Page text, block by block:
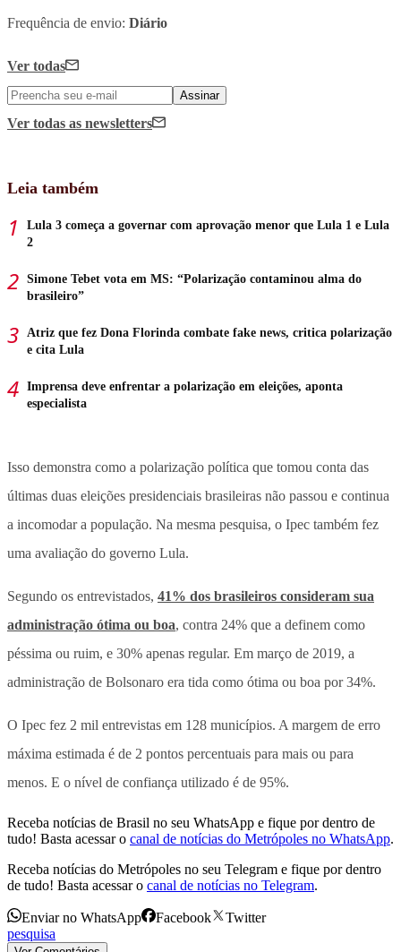
Frequência de envio: Diário
Ver todas
Assinar
Ver todas as newsletters
Leia também
Lula 3 começa a governar com aprovação menor que Lula 1 e Lula
2
Simone Tebet vota em MS: “Polarização contaminou alma do
brasileiro”
Atriz que fez Dona Florinda combate fake news, critica polarização
e cita Lula
Imprensa deve enfrentar a polarização em eleições, aponta
especialista
Isso demonstra como a polarização política que tomou conta das
últimas duas eleições presidenciais brasileiras não passou e continua
a incomodar a população. Na mesma pesquisa, o Ipec também fez
uma avaliação do governo Lula.
Segundo os entrevistados, 41% dos brasileiros consideram sua
administração ótima ou boa, contra 24% que a definem como
péssima ou ruim, e 30% apenas regular. Em março de 2019, a
administração de Bolsonaro era tida como ótima ou boa por 34%.
O Ipec fez 2 mil entrevistas em 128 municípios. A margem de erro
máxima estimada é de 2 pontos percentuais para mais ou para
menos. E o nível de confiança utilizado é de 95%.
Receba notícias de Brasil no seu WhatsApp e fique por dentro de
tudo! Basta acessar o canal de notícias do Metrópoles no WhatsApp.
Receba notícias do Metrópoles no seu Telegram e fique por dentro
de tudo! Basta acessar o canal de notícias no Telegram.
Enviar no WhatsApp Facebook
Twitter
pesquisa